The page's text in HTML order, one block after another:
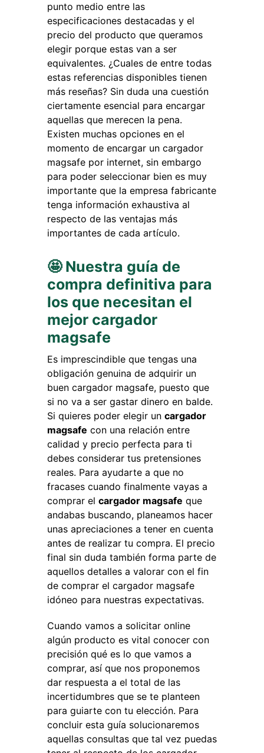
punto medio entre las
especificaciones destacadas y el
precio del producto que queramos
elegir porque estas van a ser
equivalentes. ¿Cuales de entre todas
estas referencias disponibles tienen
más reseñas? Sin duda una cuestión
ciertamente esencial para encargar
aquellas que merecen la pena.
Existen muchas opciones en el
momento de encargar un cargador
magsafe por internet, sin embargo
para poder seleccionar bien es muy
importante que la empresa fabricante
tenga información exhaustiva al
respecto de las ventajas más
importantes de cada artículo.
🤩 Nuestra guía de
compra definitiva para
los que necesitan el
mejor cargador
magsafe
Es imprescindible que tengas una
obligación genuina de adquirir un
buen cargador magsafe, puesto que
si no va a ser gastar dinero en balde.
Si quieres poder elegir un cargador
magsafe con una relación entre
calidad y precio perfecta para ti
debes considerar tus pretensiones
reales. Para ayudarte a que no
fracases cuando finalmente vayas a
comprar el cargador magsafe que
andabas buscando, planeamos hacer
unas apreciaciones a tener en cuenta
antes de realizar tu compra. El precio
final sin duda también forma parte de
aquellos detalles a valorar con el fin
de comprar el cargador magsafe
idóneo para nuestras expectativas.
Cuando vamos a solicitar online
algún producto es vital conocer con
precisión qué es lo que vamos a
comprar, así que nos proponemos
dar respuesta a el total de las
incertidumbres que se te planteen
para guiarte con tu elección. Para
concluir esta guía solucionaremos
aquellas consultas que tal vez puedas